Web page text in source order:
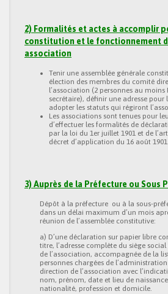
2) Formalités et actes à accomplir
constitution et le fonctionnement
association
Tenir une assemblée générale
élection des membres du comité
l’association (2 personnes au moins
secrétaire), définir une adresse pour
adopter les statuts qui régiront
Les associations sont tenues pour
d’effectuer les formalités de
par la loi du 1er juillet 1901 et de
décret d’application du 16 août 1901.
3) Auprès de la Préfecture ou Sous
Dépôt à la préfecture ou à la sous-
dans un délai maximum d’un mois
réunion de l’assemblée constitutive:
a) D’une déclaration sur papier libre
titre, l’adresse complète du siège social
de l’association, accompagnée de la
personnes chargées de
direction de l’association avec
nom, prénom, date et lieu de
nationalité, profession et domicile.